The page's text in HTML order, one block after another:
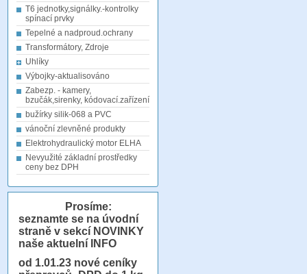
T6 jednotky,signálky.-kontrolky
spínací prvky
Tepelné a nadproud.ochrany
Transformátory, Zdroje
Uhlíky
Výbojky-aktualisováno
Zabezp. - kamery,
bzučák,sirenky, kódovací.zařízení
bužírky silik-068 a PVC
vánoční zlevněné produkty
Elektrohydraulický motor ELHA
Nevyužité základní prostředky
ceny bez DPH
Prosíme:
seznamte se na úvodní
straně v sekcí NOVINKY
naše aktuelní INFO
od 1.01.23 nové ceníky